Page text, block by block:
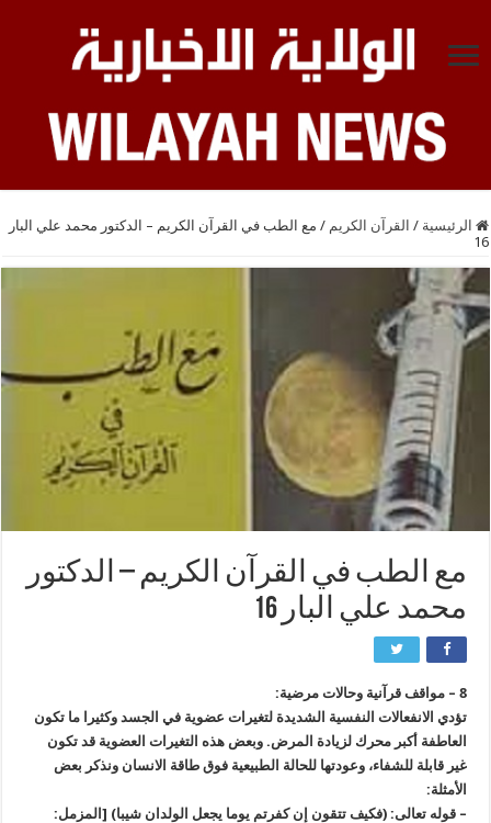
الرئيسية / القرآن الكريم / مع الطب في القرآن الكريم – الدكتور محمد علي البار
16
مع الطب في القرآن الكريم – الدكتور
محمد علي البار 16
8 – مواقف قرآنية وحالات مرضية:
تؤدي الانفعالات النفسية الشديدة لتغيرات عضوية في الجسد وكثيرا ما تكون
العاطفة أكبر محرك لزيادة المرض. وبعض هذه التغيرات العضوية قد تكون
غير قابلة للشفاء، وعودتها للحالة الطبيعية فوق طاقة الانسان ونذكر بعض
الأمثلة:
– قوله تعالى: (فكيف تتقون إن كفرتم يوما يجعل الولدان شيبا) [المزمل: